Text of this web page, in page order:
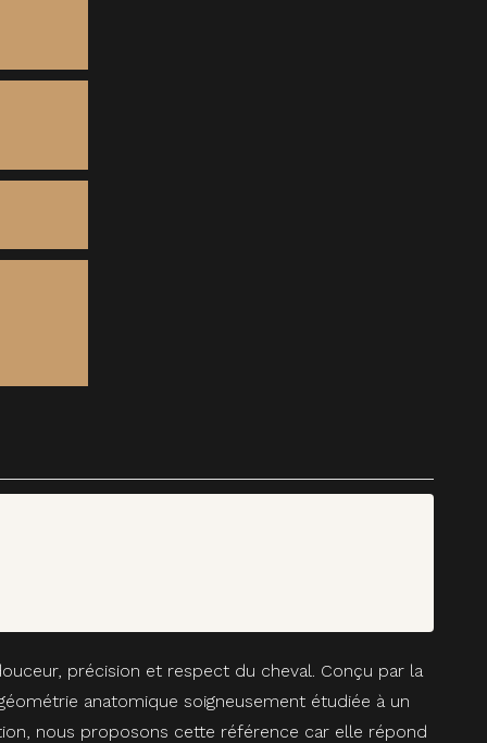
précision et respect du cheval. Conçu par la
anatomique soigneusement étudiée à un
nous proposons cette référence car elle répond